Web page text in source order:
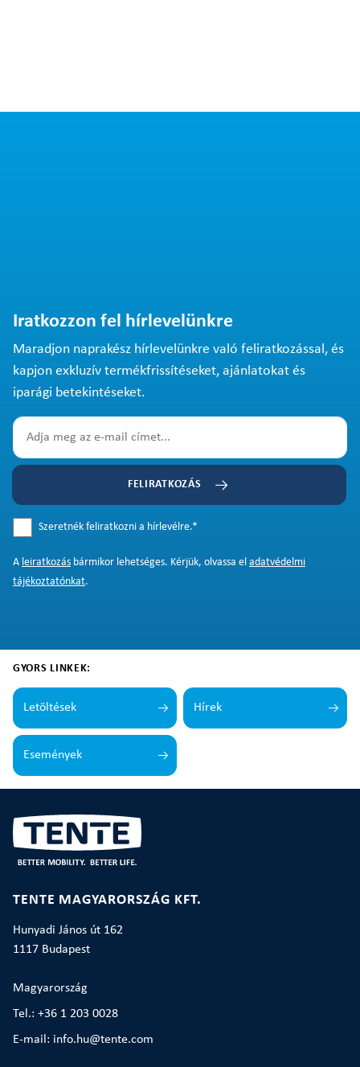
Iratkozzon fel hírlevelünkre
Maradjon naprakész hírlevelünkre való feliratkozással, és
kapjon exkluzív termékfrissítéseket, ajánlatokat és
iparági betekintéseket.
FELIRATKOZÁS
Szeretnék feliratkozni a hírlevélre.*
A leiratkozás bármikor lehetséges. Kérjük, olvassa el adatvédelmi
tájékoztatónkat.
GYORS LINKEK:
Letöltések Hírek
Események
TENTE MAGYARORSZÁG KFT.
Hunyadi János út 162
1117 Budapest
Magyarország
Tel.: +36 1 203 0028
E-mail: info.hu@tente.com